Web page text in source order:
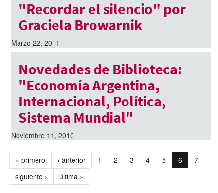
"Recordar el silencio" por
Graciela Browarnik
Marzo 22, 2011
Novedades de Biblioteca:
"Economía Argentina,
Internacional, Política,
Sistema Mundial"
Noviembre 11, 2010
« primero ‹ anterior 1 2 3 4 5 6
7
siguiente ›
última »